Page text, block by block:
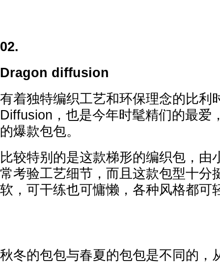
02.
Dragon diffusion
有着独特编织工艺和环保理念的比利
Diffusion，也是今年时髦精们的最爱
的爆款包包。
比较特别的是这款梯形的编织包，由
常考验工艺细节，而且这款包型十分
软，可干练也可慵懒，各种风格都可
秋冬的包包与春夏的包包是不同的，